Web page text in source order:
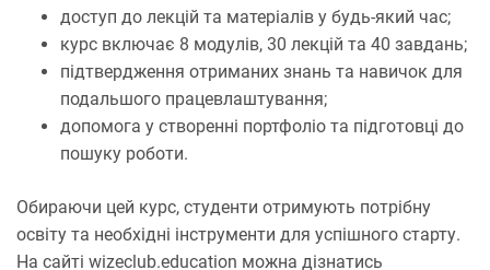
доступ до лекцій та матеріалів у будь-який час; ​
курс включає 8 модулів, 30 лекцій та 40 завдань; ​
підтвердження отриманих знань та навичок для
подальшого працевлаштування;
допомога у створенні портфоліо та підготовці до
пошуку роботи. ​
Обираючи цей курс, студенти отримують потрібну
освіту та необхідні інструменти для успішного старту.
На сайті wizeclub.education можна дізнатись